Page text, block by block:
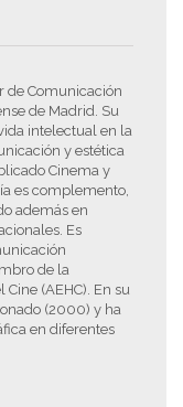
de Comunicación
de Madrid. Su
intelectual en la
y estética
Cinema y
es complemento,
además en
Es
de la
(AEHC). En su
(2000) y ha
en diferentes